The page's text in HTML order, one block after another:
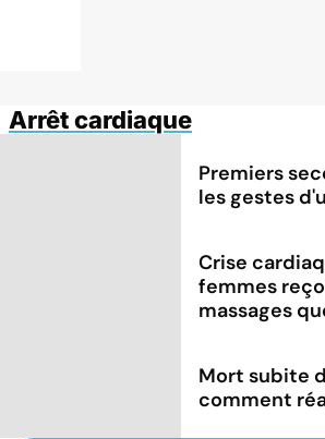
Arrêt cardiaque
Premiers
les gestes
Crise
femmes
massages
Mort subite
comment